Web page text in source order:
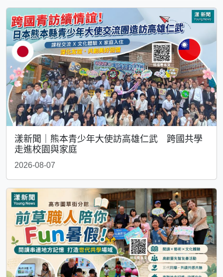
漾新聞｜熊本青少年大使訪高雄仁武 跨國共學
走進校園與家庭
2026-08-07